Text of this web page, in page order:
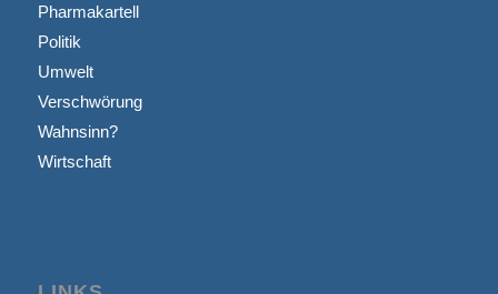
Pharmakartell
Politik
Umwelt
Verschwörung
Wahnsinn?
Wirtschaft